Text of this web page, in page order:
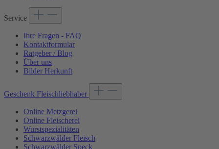
Service
Ihre Fragen - FAQ
Kontaktformular
Ratgeber / Blog
Über uns
Bilder Herkunft
Geschenk Fleischliebhaber
Online Metzgerei
Online Fleischerei
Wurstspezialitäten
Schwarzwälder Fleisch
Schwarzwälder Speck